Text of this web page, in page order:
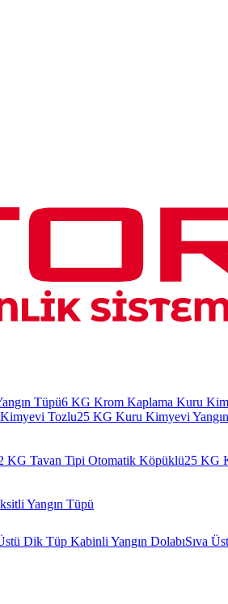
Tüpü6 KG Krom Kaplama Kuru
Tozlu25 KG Kuru Kimyevi
KG Tavan Tipi Otomatik Köpüklü25 KG
Yangın Tüpü
Dik Tüp Kabinli Yangın DolabıSıva